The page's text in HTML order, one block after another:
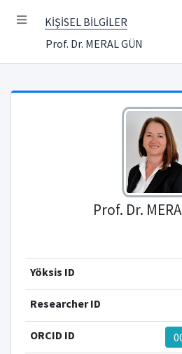
KİŞİSEL BİLGİLER
Prof. Dr. MERAL GÜN
Prof. Dr.
Yöksis ID
Researcher ID
ORCID ID